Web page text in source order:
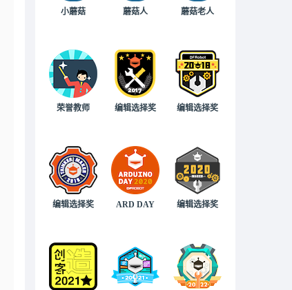
小蘑菇 蘑菇人 蘑菇老人
荣誉教师 编辑选择奖 编辑选择奖
编辑选择奖 ARD DAY 编辑选择奖